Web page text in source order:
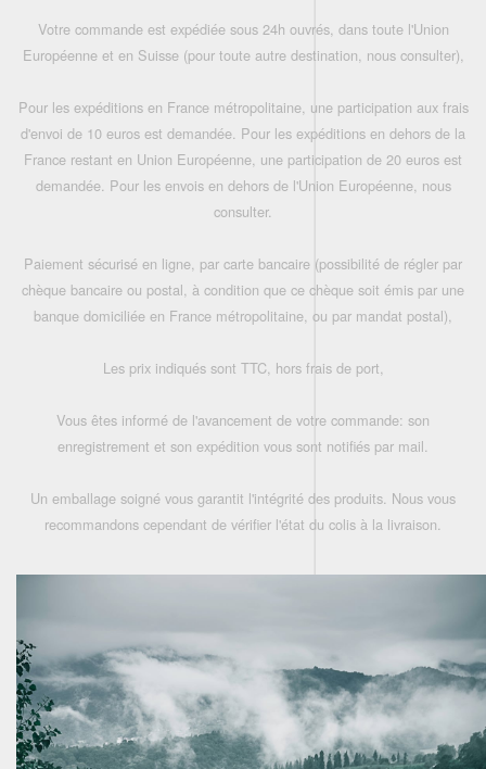
Votre commande est expédiée sous 24h ouvrés, dans toute l'Union
Européenne et en Suisse (pour toute autre destination, nous consulter),
Pour les expéditions en France métropolitaine, une participation aux frais
d'envoi de 10 euros est demandée. Pour les expéditions en dehors de la
France restant en Union Européenne, une participation de 20 euros est
demandée. Pour les envois en dehors de l'Union Européenne, nous
consulter.
Paiement sécurisé en ligne, par carte bancaire (possibilité de régler par
chèque bancaire ou postal, à condition que ce chèque soit émis par une
banque domiciliée en France métropolitaine, ou par mandat postal),
Les prix indiqués sont TTC, hors frais de port,
Vous êtes informé de l'avancement de votre commande: son
enregistrement et son expédition vous sont notifiés par mail.
Un emballage soigné vous garantit l'intégrité des produits. Nous vous
recommandons cependant de vérifier l'état du colis à la livraison.